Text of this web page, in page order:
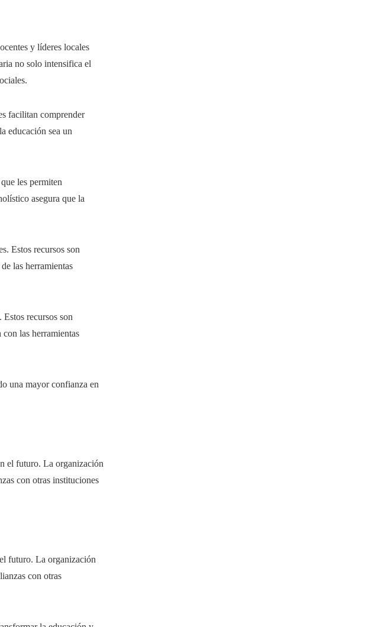
y líderes locales
no solo intensifica el
facilitan comprender
educación sea un
les permiten
asegura que la
Estos recursos son
las herramientas
recursos son
las herramientas
una mayor confianza en
el futuro. La organización
con otras instituciones
futuro. La organización
con otras